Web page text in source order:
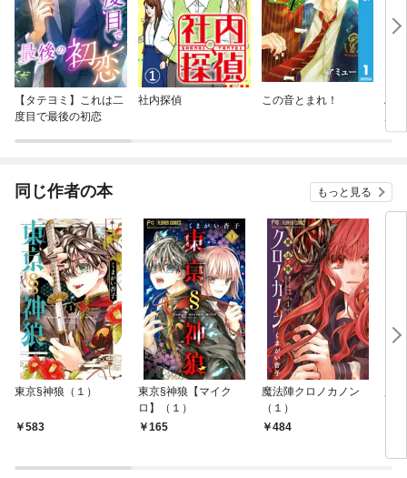
【タテヨミ】これは二
度目で最後の初恋
社内探偵 この音とまれ！
ハ
す
同じ作者の本 もっと見る
東京§神狼（１）
583
東京§神狼【マイク
ロ】（１）
165
魔法陣クロノカノン
（１）
484